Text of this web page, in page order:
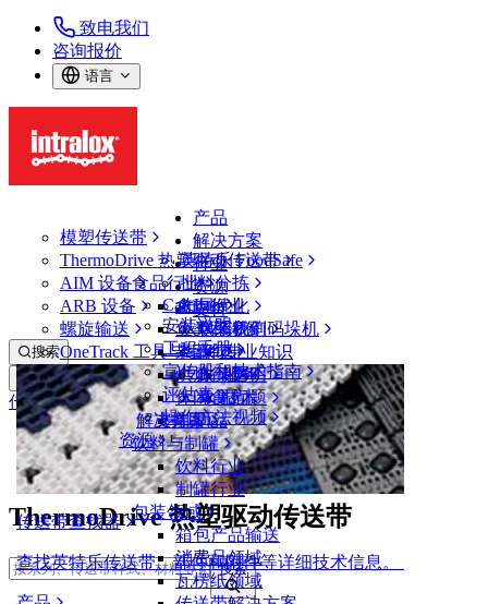
致电我们
咨询报价
语言
产品
模塑传送带
ThermoDrive 热塑驱动传送带
AIM 设备
ARB 设备
螺旋输送
OneTrack 工具与组件
传送带查找器
查找英特乐传送带、部件和附件等详细技术信息。
解决方案
英特乐 FoodSafe
批料分拣
布局优化
从包装机到码垛机
专业知识
服务
技术
解决方案
行业
食品行业
禽肉行业
鱼类和海鲜
果蔬行业
烘焙行业
休闲食品
乳制品
饮料与制罐
饮料行业
制罐行业
包装领域
箱包产品输送
消费品领域
瓦楞纸领域
资源
CalcLab
安装说明
工程手册
宣传册和技术指南
评估表
操作方法视频
资源
支持
联系我们
保证
政策声明
常见问题
支持
搜索
打开菜单
传送带查找器
传送带查找器
ThermoDrive 热塑驱动传送带
ThermoDrive 热塑驱动传送带
搜索